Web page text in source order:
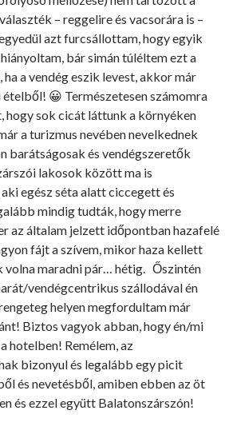
– reggelire és vacsorára is –
azt furcsállottam, hogy egyik
bár simán túléltem ezt a
a vendég eszik levest, akkor már
😀 Természetesen számomra
hogy sok cicát láttunk a környéken
a turizmus nevében nevelkednek
barátságosak és vendégszeretők
lakosok között ma is
egész séta alatt ciccegett és
mindig tudták, hogy merre
az általam jelzett időpontban hazafelé
fájt a szívem, mikor haza kellett
volna maradni pár… hétig. Őszintén
vendégcentrikus szállodával én
helyen megfordultam már
Biztos vagyok abban, hogy én/mi
hotelben! Remélem, az
bizonyul és legalább egy picit
és nevetésből, amiben ebben az öt
és ezzel együtt Balatonszárszón!